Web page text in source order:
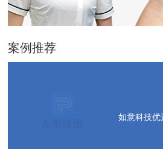
案例推荐
如意科技优